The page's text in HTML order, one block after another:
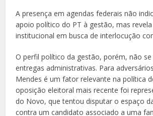
A presença em agendas federais não
apoio político do PT à gestão, mas
institucional em busca de interlocução
O perfil político da gestão, porém, não se
entregas administrativas. Para
Mendes é um fator relevante na política
oposição eleitoral mais recente foi
do Novo, que tentou disputar o espaço
contra um candidato associado a uma